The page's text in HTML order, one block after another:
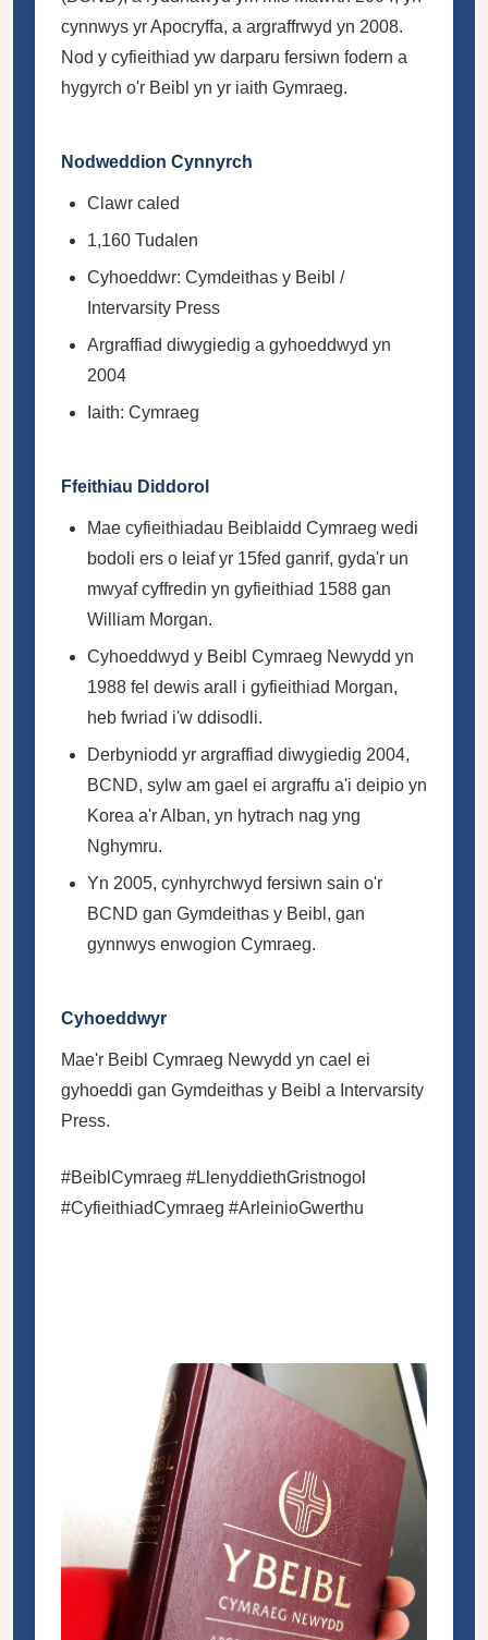
cynnwys yr Apocryffa, a argraffrwyd yn 2008.
Nod y cyfieithiad yw darparu fersiwn fodern a
hygyrch o'r Beibl yn yr iaith Gymraeg.
Nodweddion Cynnyrch
Clawr caled
1,160 Tudalen
Cyhoeddwr: Cymdeithas y Beibl /
Intervarsity Press
Argraffiad diwygiedig a gyhoeddwyd yn
2004
Iaith: Cymraeg
Ffeithiau Diddorol
Mae cyfieithiadau Beiblaidd Cymraeg wedi
bodoli ers o leiaf yr 15fed ganrif, gyda'r un
mwyaf cyffredin yn gyfieithiad 1588 gan
William Morgan.
Cyhoeddwyd y Beibl Cymraeg Newydd yn
1988 fel dewis arall i gyfieithiad Morgan,
heb fwriad i'w ddisodli.
Derbyniodd yr argraffiad diwygiedig 2004,
BCND, sylw am gael ei argraffu a'i deipio yn
Korea a'r Alban, yn hytrach nag yng
Nghymru.
Yn 2005, cynhyrchwyd fersiwn sain o'r
BCND gan Gymdeithas y Beibl, gan
gynnwys enwogion Cymraeg.
Cyhoeddwyr
Mae'r Beibl Cymraeg Newydd yn cael ei
gyhoeddi gan Gymdeithas y Beibl a Intervarsity
Press.
#BeiblCymraeg #LlenyddiethGristnogol
#CyfieithiadCymraeg #ArleinioGwerthu